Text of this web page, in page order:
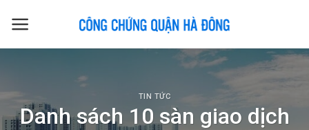
TIN TỨC
Danh sách 10 sàn giao dịch